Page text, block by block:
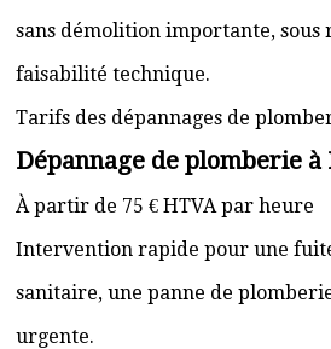
sans démolition importante, sous
faisabilité technique.
Tarifs des dépannages de
Dépannage de plomberie
À partir de 75 € HTVA par heure
Intervention rapide pour une
sanitaire, une panne de
urgente.